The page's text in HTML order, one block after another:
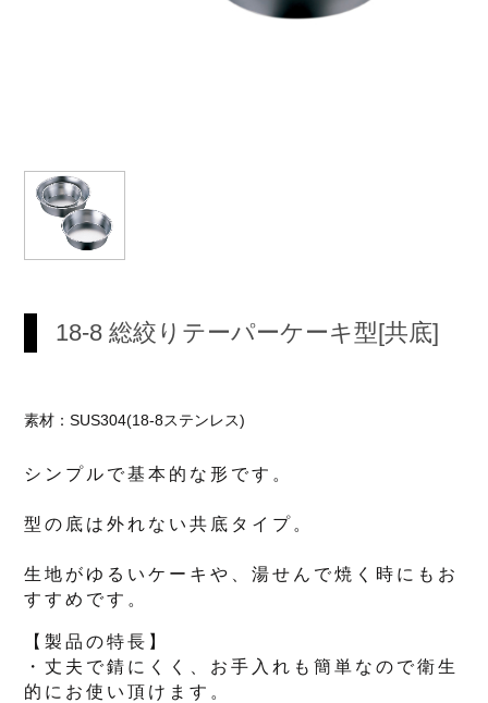
18-8 総絞りテーパーケーキ型[共底]
素材：SUS304(18-8ステンレス)
シンプルで基本的な形です。
型の底は外れない共底タイプ。
生地がゆるいケーキや、湯せんで焼く時にもお
すすめです。
【製品の特長】
・丈夫で錆にくく、お手入れも簡単なので衛生
的にお使い頂けます。